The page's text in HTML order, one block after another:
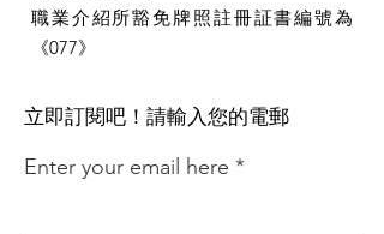
職業介紹所豁免牌照註冊証書編號為
《077》
​立即訂閱吧！請輸入您的電郵
Enter your email here